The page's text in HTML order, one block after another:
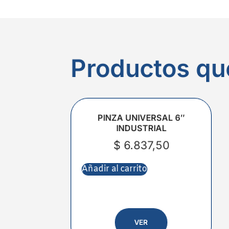
Productos
PINZA UNIVERSAL 6″
INDUSTRIAL
$6.837,50
Añadir al carrito
VER